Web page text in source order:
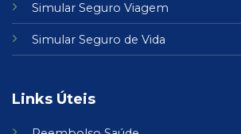
Simular Seguro Viagem
Simular Seguro de Vida
Links Úteis